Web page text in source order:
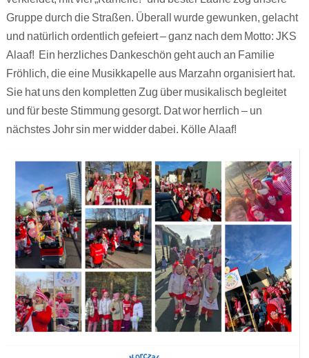
Gruppe durch die Straßen. Überall wurde gewunken, gelacht
und natürlich ordentlich gefeiert – ganz nach dem Motto: JKS
Alaaf! Ein herzliches Dankeschön geht auch an Familie
Fröhlich, die eine Musikkapelle aus Marzahn organisiert hat.
Sie hat uns den kompletten Zug über musikalisch begleitet
und für beste Stimmung gesorgt. Dat wor herrlich – un
nächstes Johr sin mer widder dabei. Kölle Alaaf!